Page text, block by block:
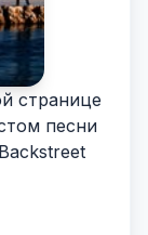
странице
песни
Backstreet